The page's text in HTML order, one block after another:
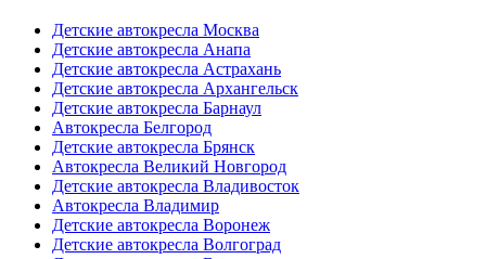
Детские автокресла Москва
Детские автокресла Анапа
Детские автокресла Астрахань
Детские автокресла Архангельск
Детские автокресла Барнаул
Автокресла Белгород
Детские автокресла Брянск
Автокресла Великий Новгород
Детские автокресла Владивосток
Автокресла Владимир
Детские автокресла Воронеж
Детские автокресла Волгоград